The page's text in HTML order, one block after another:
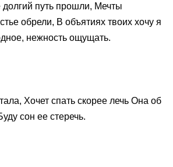
долгий путь прошли, Мечты
обрели, В объятиях твоих хочу я
нежность ощущать.
Хочет спать скорее лечь Она об
сон ее стеречь.